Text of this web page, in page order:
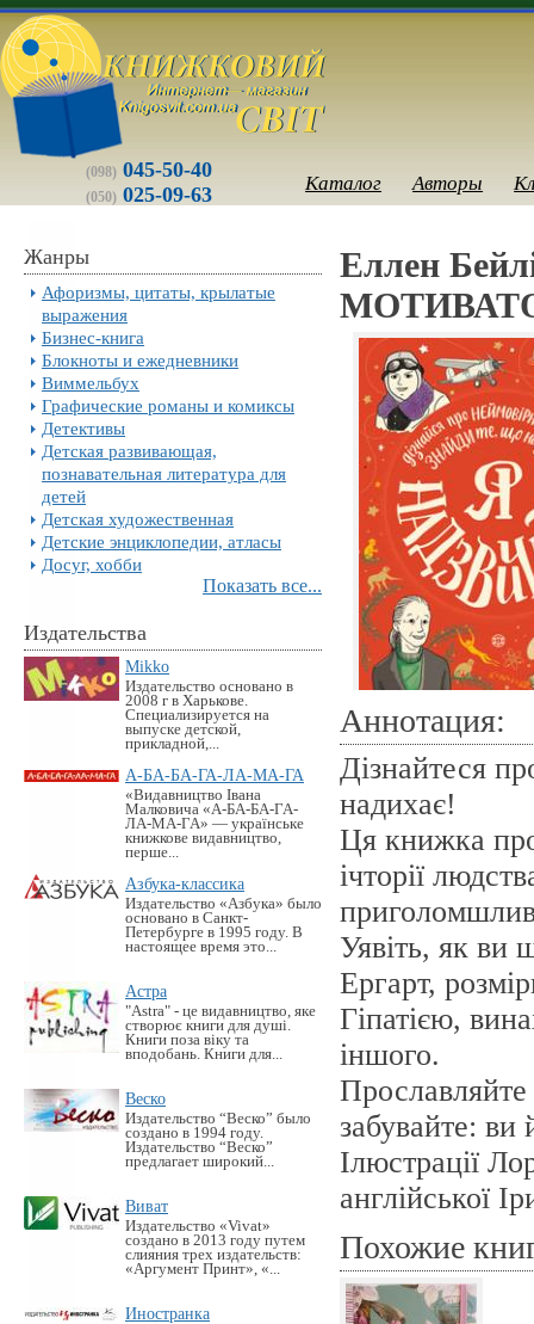
(098) 045-50-40
(050) 025-09-63 Каталог Авторы
Жанры
Афоризмы, цитаты, крылатые
выражения
Бизнес-книга
Блокноты и ежедневники
Виммельбух
Графические романы и комиксы
Детективы
Детская развивающая,
познавательная литература для
детей
Детская художественная
Детские энциклопедии, атласы
Досуг, хобби
Показать все...
Издательства
Mikko
Издательство основано в
2008 г в Харькове.
Специализируется на
выпуске детской,
прикладной,...
А-БА-БА-ГА-ЛА-МА-ГА
«Видавництво Івана
Малковича «А-БА-БА-ГА-
ЛА-МА-ГА» — українське
книжкове видавництво,
перше...
Азбука-классика
Издательство «Азбука» было
основано в Санкт-
Петербурге в 1995 году. В
настоящее время это...
Астра
"Astra" - це видавництво, яке
створює книги для душі.
Книги поза віку та
вподобань. Книги для...
Веско
Издательство “Веско” было
создано в 1994 году.
Издательство “Веско”
предлагает широкий...
Виват
Издательство «Vivat»
создано в 2013 году путем
слияния трех издательств:
«Аргумент Принт», «...
Иностранка
Еллен
Аннотация:
Дізнайтеся
надихає!
Ця книжка
ічторії
Уявіть, як ви
Ергарт,
Гіпатією,
іншого.
забувайте: ви
Ілюстрації
англійської
Похожие